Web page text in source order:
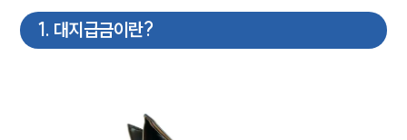
1 . 대지급금이란?